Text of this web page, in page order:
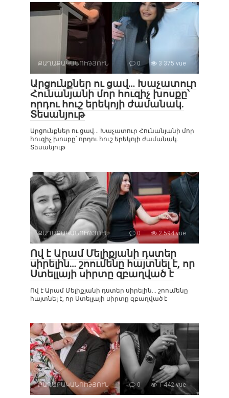
ՔԱՂԱՔԱԿԱՆՈՒԹՅՈՒՆ 0 3 375 vue
Արցունքներ ու ցավ… Խաչատուր
Հունանյանի մոր հուզիչ խոսքը՝
որդու հուշ երեկոյի ժամանակ.
Տեսանյութ
Արցունքներ ու ցավ… Խաչատուր Հունանյանի մոր
հուզիչ խոսքը՝ որդու հուշ երեկոյի ժամանակ.
Տեսանյութ
ՔԱՂԱՔԱԿԱՆՈՒԹՅՈՒՆ 0 2 594 vue
Ով է Արամ Մելիքյանի դստեր
սիրելին… շոումենը հայտնել է, որ
Ստելլայի սիրտը զբաղված է
Ով է Արամ Մելիքյանի դստեր սիրելին… շոումենը
հայտնել է, որ Ստելլայի սիրտը զբաղված է
ՔԱՂԱՔԱԿԱՆՈՒԹՅՈՒՆ 0 1 442 vue